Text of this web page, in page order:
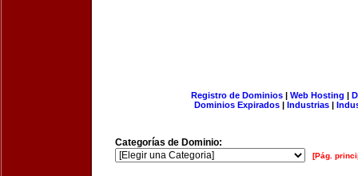
Registro de Dominios| Web Hosting |
Dominios Expirados | Industrias |
Categorías de Dominio:
[Pág.